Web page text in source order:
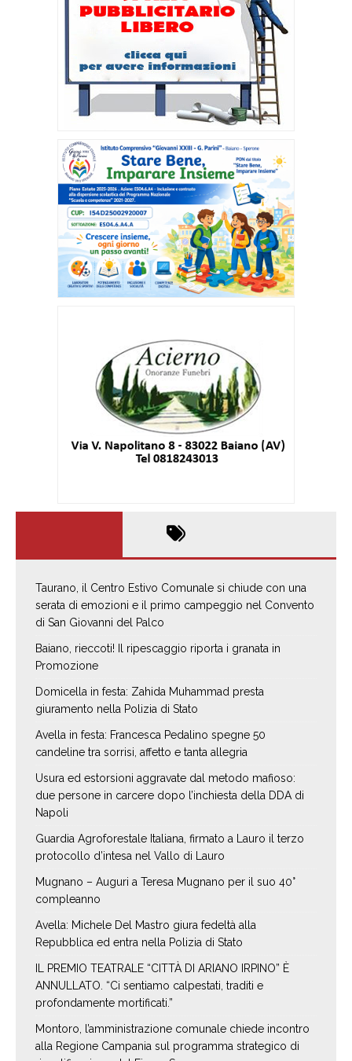
Taurano, il Centro Estivo Comunale si chiude con una
serata di emozioni e il primo campeggio nel Convento
di San Giovanni del Palco
Baiano, rieccoti! Il ripescaggio riporta i granata in
Promozione
Domicella in festa: Zahida Muhammad presta
giuramento nella Polizia di Stato
Avella in festa: Francesca Pedalino spegne 50
candeline tra sorrisi, affetto e tanta allegria
Usura ed estorsioni aggravate dal metodo mafioso:
due persone in carcere dopo l’inchiesta della DDA di
Napoli
Guardia Agroforestale Italiana, firmato a Lauro il terzo
protocollo d’intesa nel Vallo di Lauro
Mugnano – Auguri a Teresa Mugnano per il suo 40°
compleanno
Avella: Michele Del Mastro giura fedeltà alla
Repubblica ed entra nella Polizia di Stato
IL PREMIO TEATRALE “CITTÀ DI ARIANO IRPINO” È
ANNULLATO. “Ci sentiamo calpestati, traditi e
profondamente mortificati.”
Montoro, l’amministrazione comunale chiede incontro
alla Regione Campania sul programma strategico di